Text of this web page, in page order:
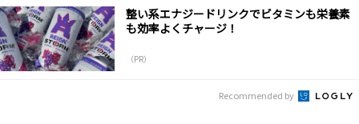
整い系エナジードリンクでビタミンも栄養素
も効率よくチャージ！
（PR）
Recommended by